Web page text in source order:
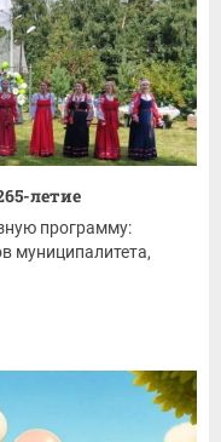
летие
программу:
муниципалитета,